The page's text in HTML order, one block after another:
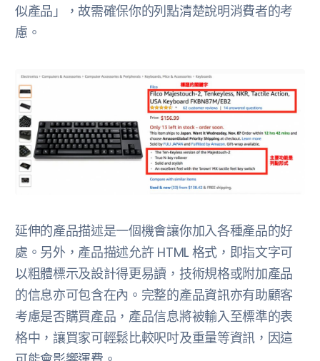
似產品」，故需確保你的列點清楚說明消費者的考
慮。
延伸的產品描述是一個機會讓你加入各種產品的好
處。另外，產品描述允許 HTML 格式，即指文字可
以粗體標示及設計得更易讀，技術規格或附加產品
的信息亦可包含在內。完整的產品資訊亦有助顧客
考慮是否購買產品，產品信息將被輸入至標準的表
格中，讓買家可輕鬆比較呎吋及重量等資訊，因這